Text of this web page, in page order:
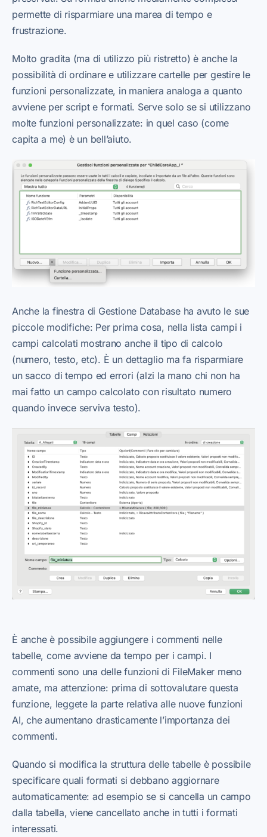
permette di risparmiare una marea di tempo e
frustrazione.
Molto gradita (ma di utilizzo più ristretto) è anche la
possibilità di ordinare e utilizzare cartelle per gestire le
funzioni personalizzate, in maniera analoga a quanto
avviene per script e formati. Serve solo se si utilizzano
molte funzioni personalizzate: in quel caso (come
capita a me) è un bell’aiuto.
Anche la finestra di Gestione Database ha avuto le sue
piccole modifiche: Per prima cosa, nella lista campi i
campi calcolati mostrano anche il tipo di calcolo
(numero, testo, etc). È un dettaglio ma fa risparmiare
un sacco di tempo ed errori (alzi la mano chi non ha
mai fatto un campo calcolato con risultato numero
quando invece serviva testo).
È anche è possibile aggiungere i commenti nelle
tabelle, come avviene da tempo per i campi. I
commenti sono una delle funzioni di FileMaker meno
amate, ma attenzione: prima di sottovalutare questa
funzione, leggete la parte relativa alle nuove funzioni
AI, che aumentano drasticamente l’importanza dei
commenti.
Quando si modifica la struttura delle tabelle è possibile
specificare quali formati si debbano aggiornare
automaticamente: ad esempio se si cancella un campo
dalla tabella, viene cancellato anche in tutti i formati
interessati.